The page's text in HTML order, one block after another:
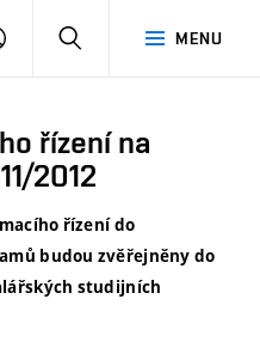
MENU
PŘIHLÁSIT
řízení na
2012
řízení do
budou zvěřejněny do
studijních